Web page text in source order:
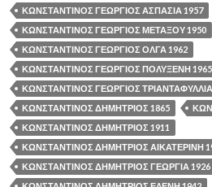
ΚΩΝΣΤΑΝΤΙΝΟΣ ΓΕΩΡΓΙΟΣ ΑΣΠΑΣΙΑ 1957
ΚΩΝΣΤΑΝΤΙΝΟΣ ΓΕΩΡΓΙΟΣ ΜΕΤΑΞΟΥ 1950
ΚΩΝΣΤΑΝΤΙΝΟΣ ΓΕΩΡΓΙΟΣ ΟΛΓΑ 1962
ΚΩΝΣΤΑΝΤΙΝΟΣ ΓΕΩΡΓΙΟΣ ΠΟΛΥΞΕΝΗ 1965
ΚΩΝΣΤΑΝΤΙΝΟΣ ΓΕΩΡΓΙΟΣ ΤΡΙΑΝΤΑΦΥΛΛΙΑ
ΚΩΝΣΤΑΝΤΙΝΟΣ ΔΗΜΗΤΡΙΟΣ 1865
ΚΩΝΣΤΑΝΤΙΝΟΣ ΔΗΜΗΤΡΙΟΣ 1911
ΚΩΝΣΤΑΝΤΙΝΟΣ ΔΗΜΗΤΡΙΟΣ ΑΙΚΑΤΕΡΙΝΗ
ΚΩΝΣΤΑΝΤΙΝΟΣ ΔΗΜΗΤΡΙΟΣ ΓΕΩΡΓΙΑ 1926